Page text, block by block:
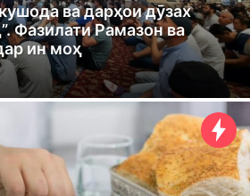
ва дарҳои дӯзах
Фазилати Рамазон ва
ин моҳ